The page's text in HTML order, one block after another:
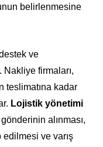
belirlenmesine
ve
Nakliye firmaları,
teslimatına kadar
Lojistik yönetimi
alınması,
edilmesi ve varış